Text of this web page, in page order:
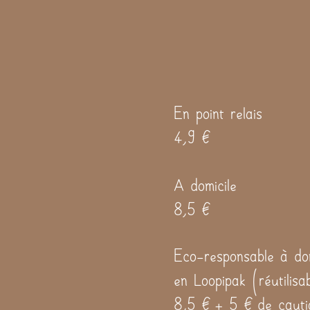
En point relais
4,9 €
A domicile
8,5 €
Eco-responsable à
en Loopipak
8,5 € + 5 € de